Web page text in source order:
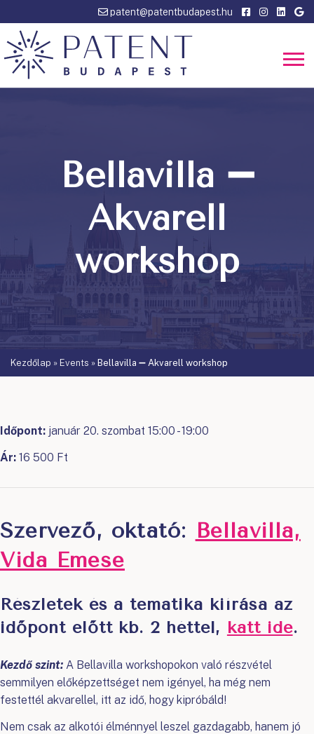
patent@patentbudapest.hu
Bellavilla ➖
Akvarell
workshop
Kezdőlap » Events » Bellavilla ➖ Akvarell workshop
Időpont: január 20. szombat 15:00 - 19:00
Ár: 16 500 Ft
Szervező, oktató: Bellavilla,
Vida Emese
Részletek és a tematika kiírása az
időpont előtt kb. 2 héttel, katt ide.
Kezdő szint: A Bellavilla workshopokon való részvétel
semmilyen előképzettséget nem igényel, ha még nem
festettél akvarellel, itt az idő, hogy kipróbáld!
Nem csak az alkotói élménnyel leszel gazdagabb, hanem jó